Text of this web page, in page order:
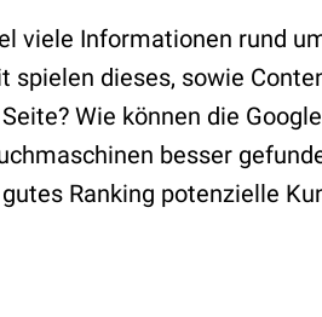
viele Informationen rund
spielen dieses, sowie
Wie können die
besser
Ranking potenzielle